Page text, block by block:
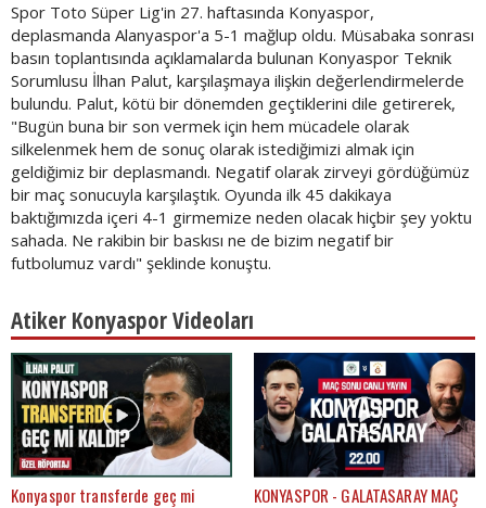
Spor Toto Süper Lig'in 27. haftasında Konyaspor,
deplasmanda Alanyaspor'a 5-1 mağlup oldu. Müsabaka sonrası
basın toplantısında açıklamalarda bulunan Konyaspor Teknik
Sorumlusu İlhan Palut, karşılaşmaya ilişkin değerlendirmelerde
bulundu. Palut, kötü bir dönemden geçtiklerini dile getirerek,
"Bugün buna bir son vermek için hem mücadele olarak
silkelenmek hem de sonuç olarak istediğimizi almak için
geldiğimiz bir deplasmandı. Negatif olarak zirveyi gördüğümüz
bir maç sonucuyla karşılaştık. Oyunda ilk 45 dakikaya
baktığımızda içeri 4-1 girmemize neden olacak hiçbir şey yoktu
sahada. Ne rakibin bir baskısı ne de bizim negatif bir
futbolumuz vardı" şeklinde konuştu.
Atiker Konyaspor Videoları
Konyaspor transferde geç mi
KONYASPOR - GALATASARAY MAÇ